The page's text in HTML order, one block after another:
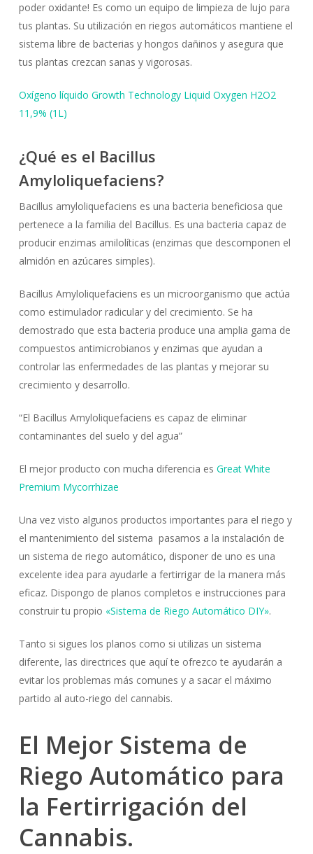
poder oxidante! Es como un equipo de limpieza de lujo para
tus plantas. Su utilización en riegos automáticos mantiene el
sistema libre de bacterias y hongos dañinos y asegura que
tus plantas crezcan sanas y vigorosas.
Oxígeno líquido Growth Technology Liquid Oxygen H2O2
11,9% (1L)
¿Qué es el Bacillus
Amyloliquefaciens?
Bacillus amyloliquefaciens es una bacteria beneficiosa que
pertenece a la familia del Bacillus. Es una bacteria capaz de
producir enzimas amilolíticas (enzimas que descomponen el
almidón en azúcares simples).
Bacillus Amyloliquefaciens es un microorganismo que actúa
como estimulador radicular y del crecimiento. Se ha
demostrado que esta bacteria produce una amplia gama de
compuestos antimicrobianos y enzimas que ayudan a
controlar las enfermedades de las plantas y mejorar su
crecimiento y desarrollo.
“El Bacillus Amyloliquefaciens es capaz de eliminar
contaminantes del suelo y del agua”
El mejor producto con mucha diferencia es Great White
Premium Mycorrhizae
Una vez visto algunos productos importantes para el riego y
el mantenimiento del sistema pasamos a la instalación de
un sistema de riego automático, disponer de uno es una
excelente idea para ayudarle a fertirrigar de la manera más
eficaz. Dispongo de planos completos e instrucciones para
construir tu propio «Sistema de Riego Automático DIY».
Tanto si sigues los planos como si utilizas un sistema
diferente, las directrices que aquí te ofrezco te ayudarán a
evitar los problemas más comunes y a sacar el máximo
partido al auto-riego del cannabis.
El Mejor Sistema de
Riego Automático para
la Fertirrigación del
Cannabis.